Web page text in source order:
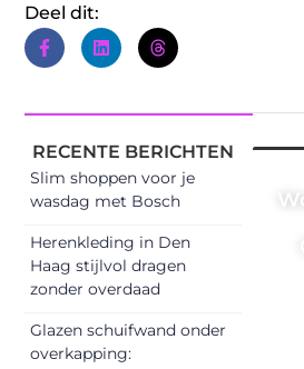
Deel dit:
RECENTE BERICHTEN
Slim shoppen voor je
wasdag met Bosch
Herenkleding in Den
Haag stijlvol dragen
zonder overdaad
Glazen schuifwand onder
overkapping: